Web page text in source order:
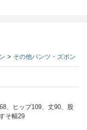
> その他パンツ・ズボン
、ヒップ109、丈90、股
そ幅29